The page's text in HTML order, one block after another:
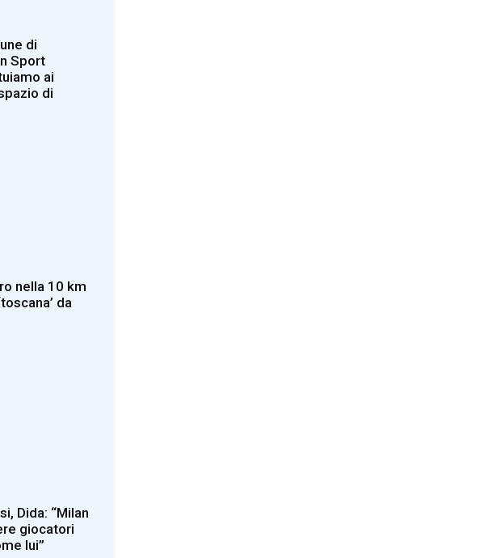
di
Sport
ai
di
nella 10 km
da
Dida: “Milan
giocatori
lui”